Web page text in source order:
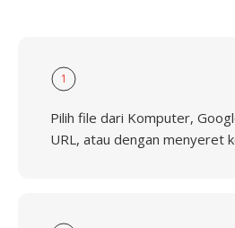
1
Pilih file dari Komputer,
URL, atau dengan menyeret